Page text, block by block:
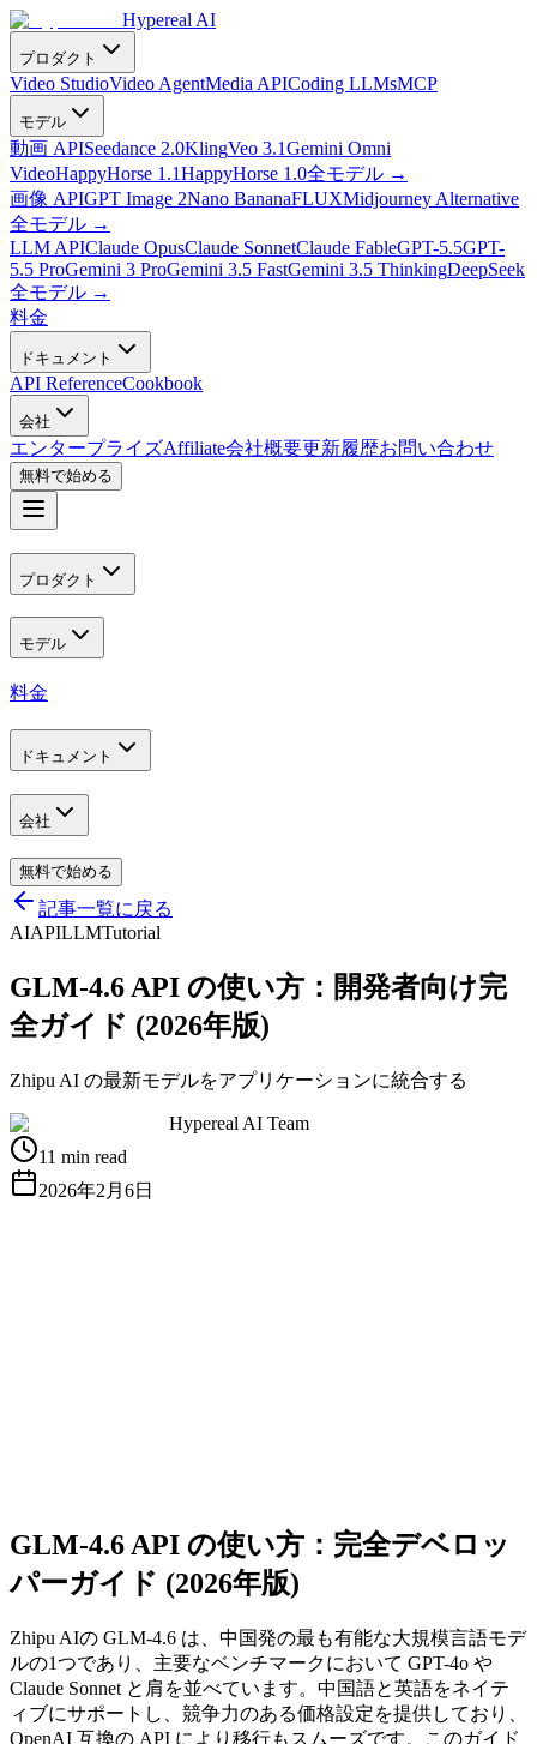
Hypereal AI
プロダクト
Video StudioVideo AgentMedia APICoding LLMsMCP
モデル
動画 APISeedance 2.0KlingVeo 3.1Gemini Omni
VideoHappyHorse 1.1HappyHorse 1.0全モデル →
画像 APIGPT Image 2Nano BananaFLUXMidjourney Alternative
全モデル →
LLM APIClaude OpusClaude SonnetClaude FableGPT-5.5GPT-
5.5 ProGemini 3 ProGemini 3.5 FastGemini 3.5 ThinkingDeepSeek
全モデル →
料金
ドキュメント
API ReferenceCookbook
会社
エンタープライズAffiliate会社概要更新履歴お問い合わせ
無料で始める
プロダクト
モデル
料金
ドキュメント
会社
無料で始める
記事一覧に戻る
AIAPILLMTutorial
GLM-4.6 API の使い方：開発者向け完
全ガイド (2026年版)
Zhipu AI の最新モデルをアプリケーションに統合する
Hypereal AI Team
11 min read
2026年2月6日
GLM-4.6 API の使い方：完全デベロッ
パーガイド (2026年版)
Zhipu AIの GLM-4.6 は、中国発の最も有能な大規模言語モデ
ルの1つであり、主要なベンチマークにおいて GPT-4o や
Claude Sonnet と肩を並べています。中国語と英語をネイテ
ィブにサポートし、競争力のある価格設定を提供しており、
OpenAI 互換の API により移行もスムーズです。このガイド